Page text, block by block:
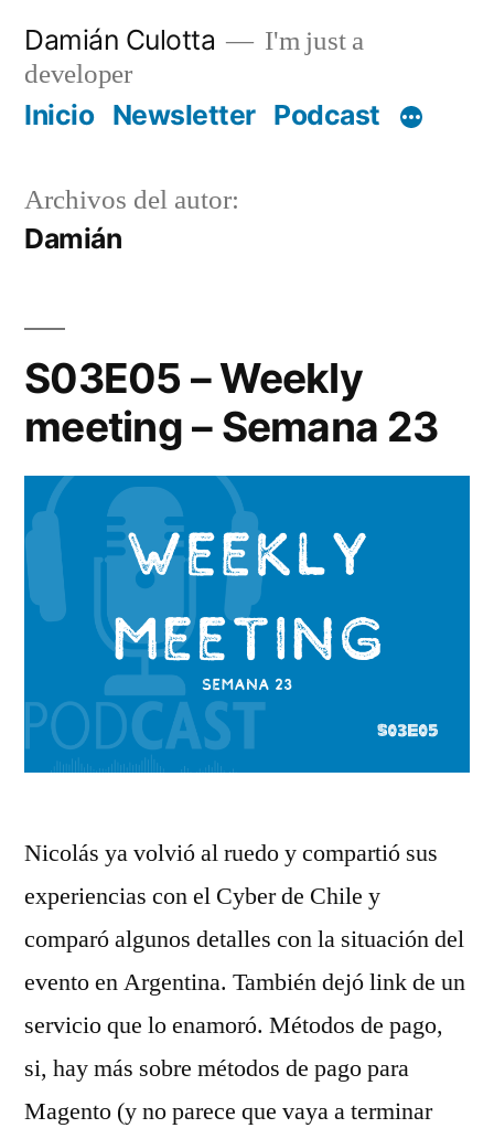
contenido
Damián Culotta
I'm just a
developer
Inicio Newsletter Podcast
Archivos del autor:
Damián
S03E05 – Weekly
meeting – Semana 23
Nicolás ya volvió al ruedo y compartió sus
experiencias con el Cyber de Chile y
comparó algunos detalles con la situación del
evento en Argentina. También dejó link de un
servicio que lo enamoró. Métodos de pago,
si, hay más sobre métodos de pago para
Magento (y no parece que vaya a terminar